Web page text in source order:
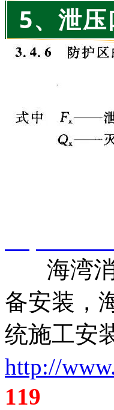
5、泄
海湾消
备安装，
统施工安
http://
119